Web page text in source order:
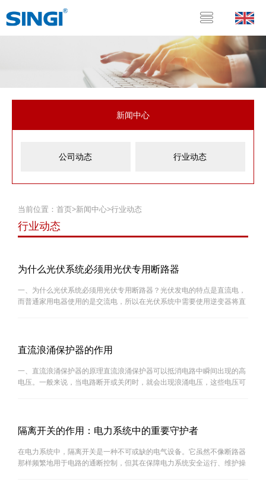
新闻中心
公司动态 行业动态
当前位置： 首页>新闻中心>行业动态
行业动态
为什么光伏系统必须用光伏专用断路器
一、为什么光伏系统必须用光伏专用断路器？光伏发电的特点是直流电，
而普通家用电器使用的是交流电，所以在光伏系统中需要使用逆变器将直
直流浪涌保护器的作用
一、直流浪涌保护器的原理直流浪涌保护器可以抵消电路中瞬间出现的高
电压。一般来说，当电路断开或关闭时，就会出现浪涌电压，这些电压可
隔离开关的作用：电力系统中的重要守护者
在电力系统中，隔离开关是一种不可或缺的电气设备。它虽然不像断路器
那样频繁地用于电路的通断控制，但其在保障电力系统安全运行、维护操